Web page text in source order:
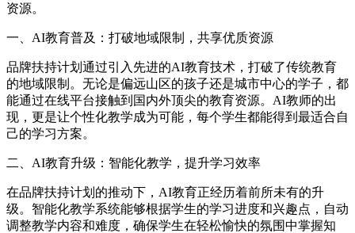
资源。
一、AI教育普及：打破地域限制，共享优质资源
品牌扶持计划通过引入先进的AI教育技术，打破了传统教育
的地域限制。无论是偏远山区的孩子还是城市中心的学子，都
能通过在线平台接触到国内外顶尖的教育资源。AI教师的出
现，更是让个性化教学成为可能，每个学生都能得到最适合自
己的学习方案。
二、AI教育升级：智能化教学，提升学习效率
在品牌扶持计划的推动下，AI教育正经历着前所未有的升
级。智能化教学系统能够根据学生的学习进度和兴趣点，自动
调整教学内容和难度，确保学生在轻松愉快的氛围中掌握知